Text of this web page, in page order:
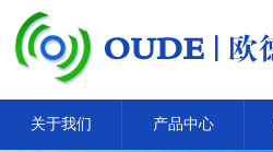
关于我们 产品中心